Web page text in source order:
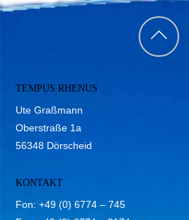
Back
TEMPUS RHENUS
Ute Graßmann
Oberstraße 1a
56348 Dörscheid
KONTAKT
Fon: +49 (0) 6774 – 745